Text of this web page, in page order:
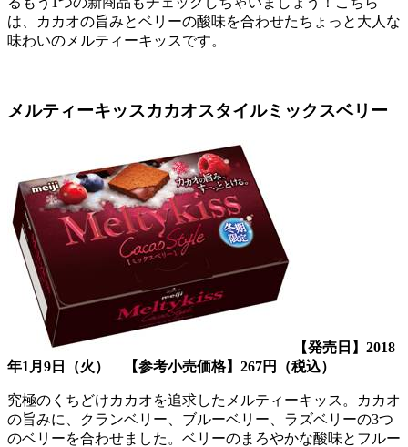
は、カカオの旨みとベリーの酸味を合わせたちょっと大人な
味わいのメルティーキッスです。
メルティーキッスカカオスタイルミックスベリー
【発売日】 2018
年1月9日（火） 【参考小売価格】267円（税込）
究極のくちどけカカオを追求したメルティーキッス。カカオ
の旨みに、クランベリー、ブルーベリー、ラズベリーの3つ
のベリーを合わせました。ベリーのまろやかな酸味とフルー